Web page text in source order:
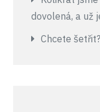
dovolená, a už
Chcete šetřit?